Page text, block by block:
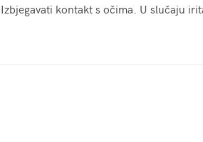
Izbjegavati kontakt s očima. U slučaju